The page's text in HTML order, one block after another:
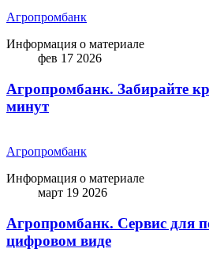
Агропромбанк
Информация о материале
фев 17 2026
Агропромбанк. Забирайте
минут
Агропромбанк
Информация о материале
март 19 2026
Агропромбанк. Сервис для
цифровом виде